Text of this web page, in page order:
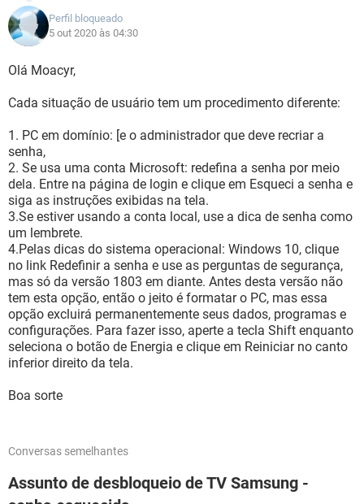
Perfil bloqueado
5 out 2020 às 04:30
Olá Moacyr,
Cada situação de usuário tem um procedimento diferente:
1. PC em domínio: [e o administrador que deve recriar a
senha,
2. Se usa uma conta Microsoft: redefina a senha por meio
dela. Entre na página de login e clique em Esqueci a senha e
siga as instruções exibidas na tela.
3.Se estiver usando a conta local, use a dica de senha como
um lembrete.
4.Pelas dicas do sistema operacional: Windows 10, clique
no link Redefinir a senha e use as perguntas de segurança,
mas só da versão 1803 em diante. Antes desta versão não
tem esta opção, então o jeito é formatar o PC, mas essa
opção excluirá permanentemente seus dados, programas e
configurações. Para fazer isso, aperte a tecla Shift enquanto
seleciona o botão de Energia e clique em Reiniciar no canto
inferior direito da tela.
Boa sorte
Conversas semelhantes
Assunto de desbloqueio de TV Samsung -